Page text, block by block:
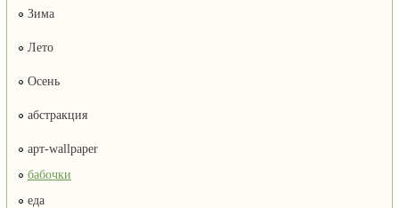
Зима
Лето
Осень
абстракция
арт-wallpaper
бабочки
еда